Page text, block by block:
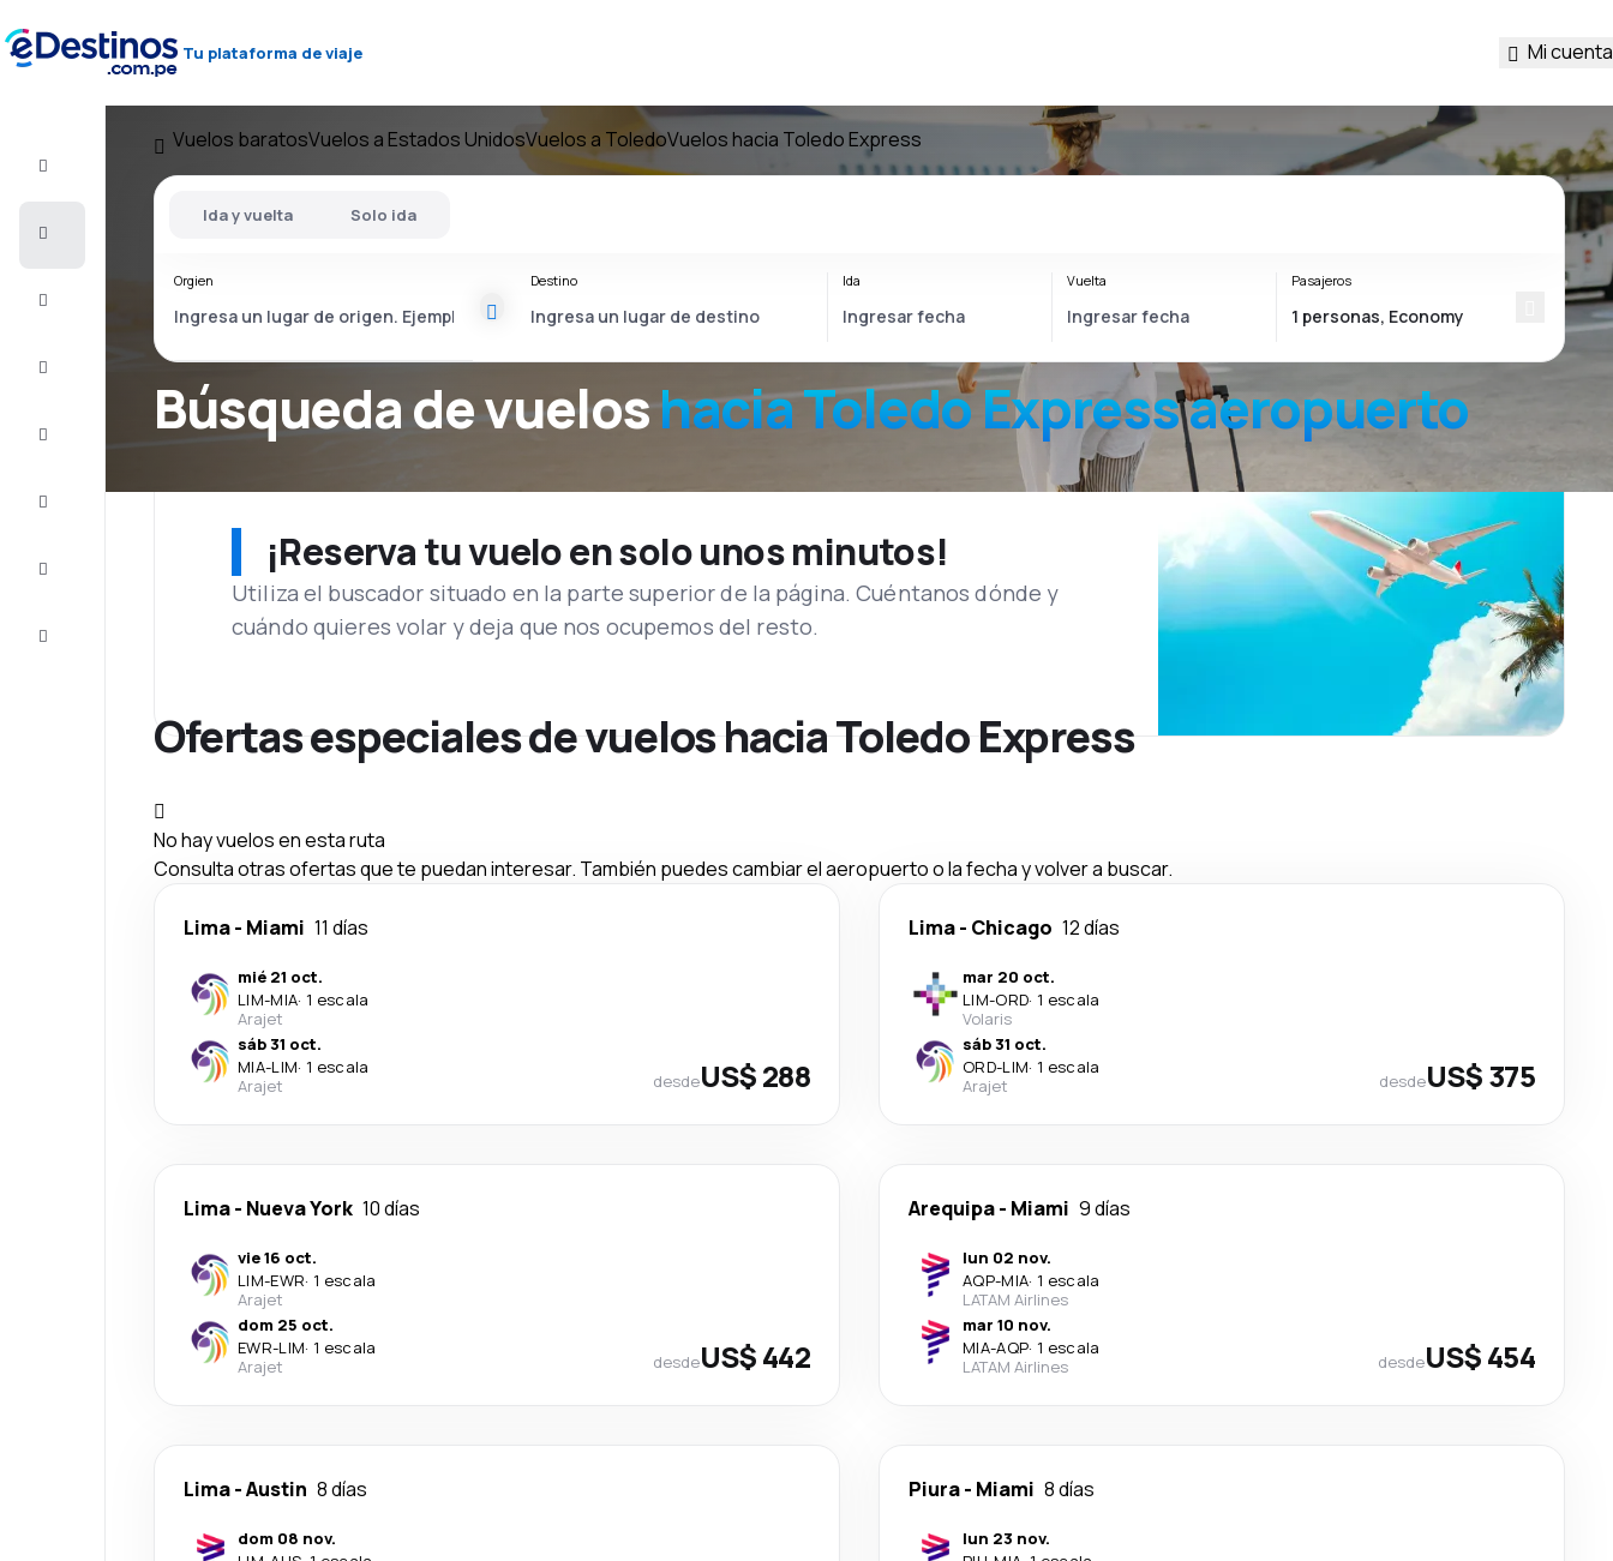
Tu plataforma de viaje Mi cuenta
Completa
Vuelos baratosVuelos a Estados UnidosVuelos a ToledoVuelos hacia Toledo Express
Búsqueda de vueloshaciaToledo Expressaeropuerto
Ida y vuelta Solo ida
Orgien Destino Ida Vuelta Pasajeros
¡Reserva tu vuelo en solo unos minutos!
Utiliza el buscador situado en la parte superior de la página. Cuéntanos dónde y
cuándo quieres volar y deja que nos ocupemos del resto.
Ofertas especiales de vuelos hacia Toledo Express
No hay vuelos en esta ruta
Consulta otras ofertas que te puedan interesar. También puedes cambiar el aeropuerto o la fecha y volver a buscar.
Lima- Miami 11 días
mié 21 oct.
LIM-MIA· 1 escala
Arajet
sáb 31 oct.
MIA-LIM· 1 escala
Arajet
desdeUS$ 288
Lima- Chicago 12 días
mar 20 oct.
LIM-ORD· 1 escala
Volaris
sáb 31 oct.
ORD-LIM· 1 escala
Arajet
desdeUS$ 375
Lima- Nueva York 10 días
vie 16 oct.
LIM-EWR· 1 escala
Arajet
dom 25 oct.
EWR-LIM· 1 escala
Arajet
desdeUS$ 442
Arequipa- Miami 9 días
lun 02 nov.
AQP-MIA· 1 escala
LATAM Airlines
mar 10 nov.
MIA-AQP· 1 escala
LATAM Airlines
desdeUS$ 454
Lima-Austin 8 días
dom 08 nov.
Piura- Miami 8 días
lun 23 nov.